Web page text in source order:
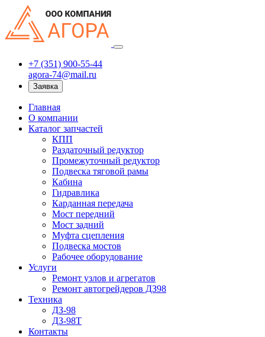
+7 (351) 900-55-44
agora-74@mail.ru
Заявка
Главная
О компании
Каталог запчастей
КПП
Раздаточный редуктор
Промежуточный редуктор
Подвеска тяговой рамы
Кабина
Гидравлика
Карданная передача
Мост передний
Мост задний
Муфта сцепления
Подвеска мостов
Рабочее оборудование
Услуги
Ремонт узлов и агрегатов
Ремонт автогрейдеров ДЗ98
Техника
ДЗ-98
ДЗ-98Т
Контакты